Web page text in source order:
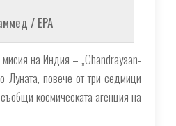
/ EPA
на Индия – „Chandrayaan-
Луната, повече от три седмици
космическата агенция на